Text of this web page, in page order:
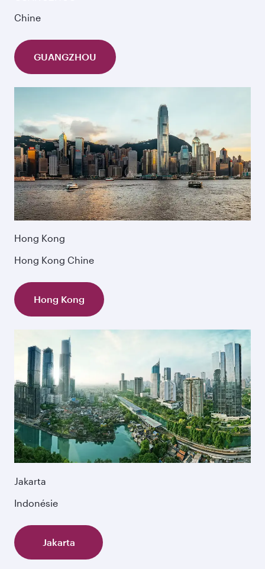
Chine
GUANGZHOU
Hong Kong
Hong Kong Chine
Hong Kong
Jakarta
Indonésie
Jakarta